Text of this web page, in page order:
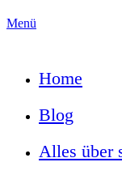
Menü
Home
Blog
Alles über